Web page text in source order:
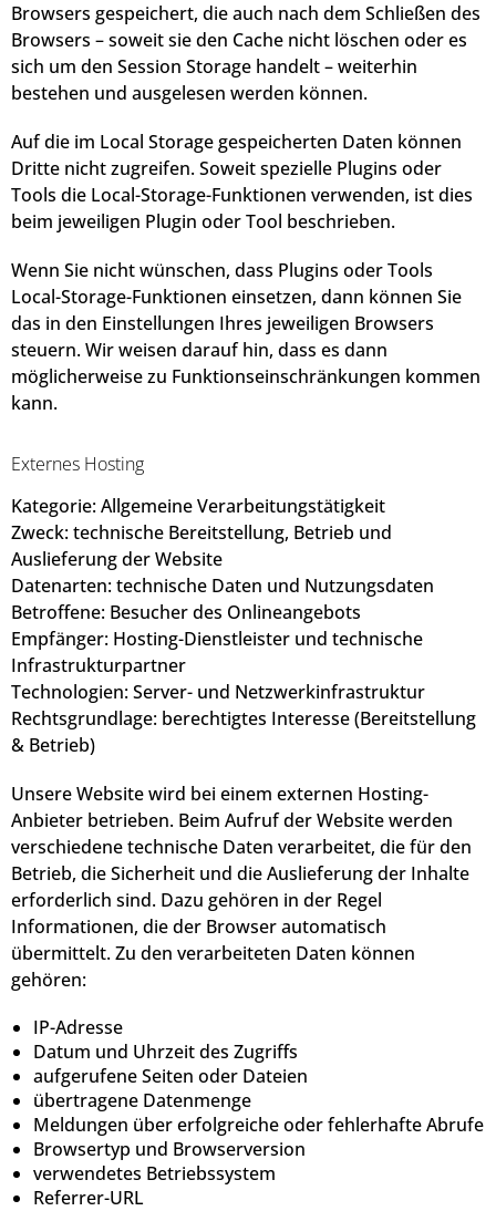
Browsers gespeichert, die auch nach dem Schließen des
Browsers – soweit sie den Cache nicht löschen oder es
sich um den Session Storage handelt – weiterhin
bestehen und ausgelesen werden können.
Auf die im Local Storage gespeicherten Daten können
Dritte nicht zugreifen. Soweit spezielle Plugins oder
Tools die Local-Storage-Funktionen verwenden, ist dies
beim jeweiligen Plugin oder Tool beschrieben.
Wenn Sie nicht wünschen, dass Plugins oder Tools
Local-Storage-Funktionen einsetzen, dann können Sie
das in den Einstellungen Ihres jeweiligen Browsers
steuern. Wir weisen darauf hin, dass es dann
möglicherweise zu Funktionseinschränkungen kommen
kann.
Externes Hosting
Kategorie: Allgemeine Verarbeitungstätigkeit
Zweck: technische Bereitstellung, Betrieb und
Auslieferung der Website
Datenarten: technische Daten und Nutzungsdaten
Betroffene: Besucher des Onlineangebots
Empfänger: Hosting-Dienstleister und technische
Infrastrukturpartner
Technologien: Server- und Netzwerkinfrastruktur
Rechtsgrundlage: berechtigtes Interesse (Bereitstellung
& Betrieb)
Unsere Website wird bei einem externen Hosting-
Anbieter betrieben. Beim Aufruf der Website werden
verschiedene technische Daten verarbeitet, die für den
Betrieb, die Sicherheit und die Auslieferung der Inhalte
erforderlich sind. Dazu gehören in der Regel
Informationen, die der Browser automatisch
übermittelt. Zu den verarbeiteten Daten können
gehören:
IP-Adresse
Datum und Uhrzeit des Zugriffs
aufgerufene Seiten oder Dateien
übertragene Datenmenge
Meldungen über erfolgreiche oder fehlerhafte Abrufe
Browsertyp und Browserversion
verwendetes Betriebssystem
Referrer-URL